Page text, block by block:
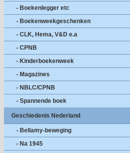
- Boekenlegger etc
- Boekenweekgeschenken
- CLK, Hema, V&D e.a
- CPNB
- Kinderboekenweek
- Magazines
- NBLC/CPNB
- Spannende boek
Geschiedenis Nederland
- Bellamy-beweging
- Na 1945